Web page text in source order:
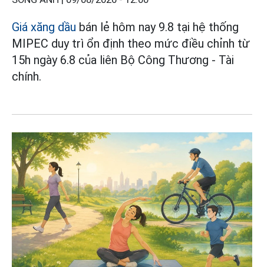
Giá xăng dầu bán lẻ hôm nay 9.8 tại hệ thống
MIPEC duy trì ổn định theo mức điều chỉnh từ
15h ngày 6.8 của liên Bộ Công Thương - Tài
chính.